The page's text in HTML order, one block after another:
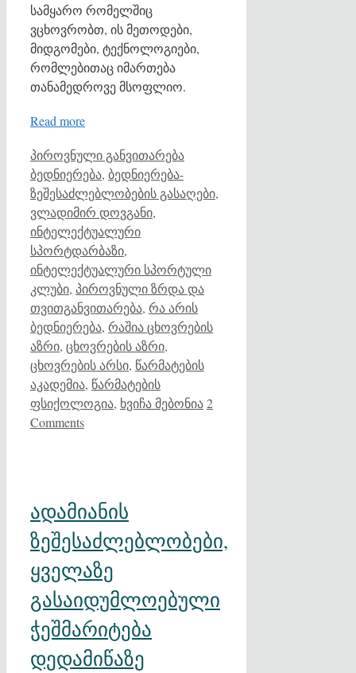
სამყარო რომელშიც
ვცხოვრობთ, ის მეთოდები,
მიდგომები, ტექნოლოგიები,
რომლებითაც იმართება
თანამედროვე მსოფლიო.
Read more
Categories
პიროვნული განვითარებაTags
ბედნიერება, ბედნიერება-
ზეშესაძლებლობების გასაღები,
ვლადიმირ დოვგანი,
ინტელექტუალური
სპორტდარბაზი,
ინტელექტუალური სპორტული
კლუბი, პიროვნული ზრდა და
თვითგანვითარება, რა არის
ბედნიერება, რაშია ცხოვრების
აზრი, ცხოვრების აზრი,
ცხოვრების არსი, წარმატების
აკადემია, წარმატების
ფსიქოლოგია, ხვიჩა მებონია2
Comments
ადამიანის
ზეშესაძლებლობები,
ყველაზე
გასაიდუმლოებული
ჭეშმარიტება
დედამიწაზე